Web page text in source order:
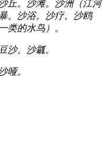
丘。沙滩。沙洲（江河
。沙浴。沙疗。沙鸥
类的水鸟）。
沙。沙瓤。
哑。